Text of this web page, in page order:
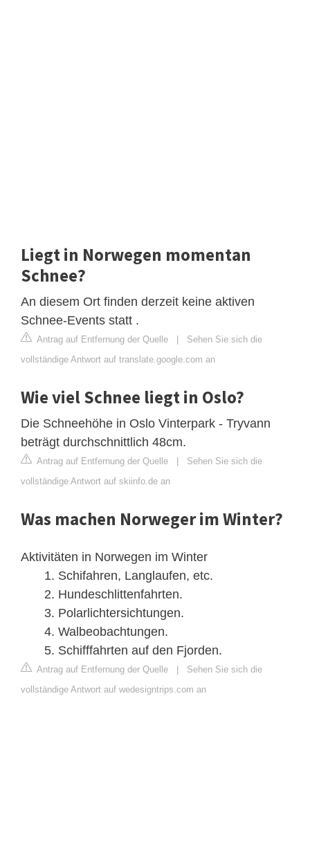
Liegt in Norwegen momentan
Schnee?
An diesem Ort finden derzeit keine aktiven
Schnee-Events statt .
Antrag auf Entfernung der Quelle | Sehen Sie sich die
vollständige Antwort auf translate.google.com an
Wie viel Schnee liegt in Oslo?
Die Schneehöhe in Oslo Vinterpark - Tryvann
beträgt durchschnittlich 48cm.
Antrag auf Entfernung der Quelle | Sehen Sie sich die
vollständige Antwort auf skiinfo.de an
Was machen Norweger im Winter?
Aktivitäten in Norwegen im Winter
Schifahren, Langlaufen, etc.
Hundeschlittenfahrten.
Polarlichtersichtungen.
Walbeobachtungen.
Schifffahrten auf den Fjorden.
Antrag auf Entfernung der Quelle | Sehen Sie sich die
vollständige Antwort auf wedesigntrips.com an